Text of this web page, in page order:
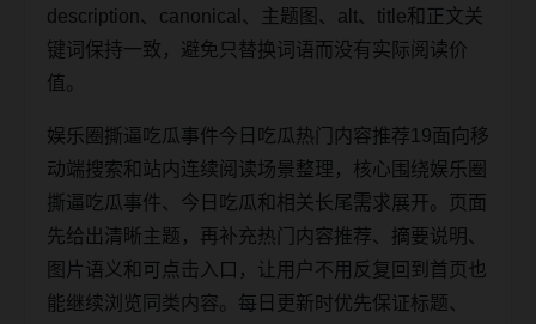
description、canonical、主题图、alt、title和正文关
键词保持一致，避免只替换词语而没有实际阅读价
值。
娱乐圈撕逼吃瓜事件今日吃瓜热门内容推荐19面向移
动端搜索和站内连续阅读场景整理，核心围绕娱乐圈
撕逼吃瓜事件、今日吃瓜和相关长尾需求展开。页面
先给出清晰主题，再补充热门内容推荐、摘要说明、
图片语义和可点击入口，让用户不用反复回到首页也
能继续浏览同类内容。每日更新时优先保证标题、